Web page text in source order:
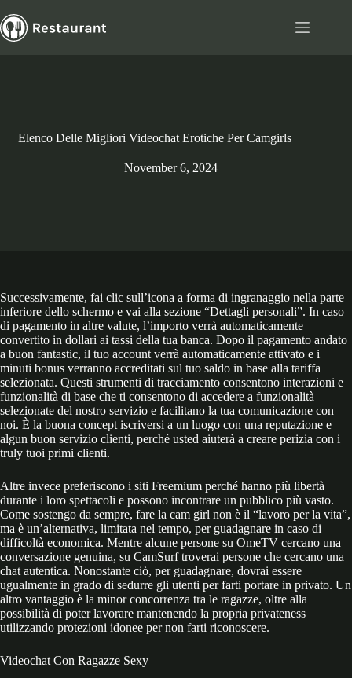
to
content
Elenco Delle Migliori Videochat Erotiche Per Camgirls
November 6, 2024
Successivamente, fai clic sull’icona a forma di ingranaggio nella parte
inferiore dello schermo e vai alla sezione “Dettagli personali”. In caso
di pagamento in altre valute, l’importo verrà automaticamente
convertito in dollari ai tassi della tua banca. Dopo il pagamento andato
a buon fantastic, il tuo account verrà automaticamente attivato e i
minuti bonus verranno accreditati sul tuo saldo in base alla tariffa
selezionata. Questi strumenti di tracciamento consentono interazioni e
funzionalità di base che ti consentono di accedere a funzionalità
selezionate del nostro servizio e facilitano la tua comunicazione con
noi. È la buona concept iscriversi a un luogo con una reputazione e
algun buon servizio clienti, perché usted aiuterà a creare perizia con i
truly tuoi primi clienti.
Altre invece preferiscono i siti Freemium perché hanno più libertà
durante i loro spettacoli e possono incontrare un pubblico più vasto.
Come sostengo da sempre, fare la cam girl non è il “lavoro per la vita”,
ma è un’alternativa, limitata nel tempo, per guadagnare in caso di
difficoltà economica. Mentre alcune persone su OmeTV cercano una
conversazione genuina, su CamSurf troverai persone che cercano una
chat autentica. Nonostante ciò, per guadagnare, dovrai essere
ugualmente in grado di sedurre gli utenti per farti portare in privato. Un
altro vantaggio è la minor concorrenza tra le ragazze, oltre alla
possibilità di poter lavorare mantenendo la propria privateness
utilizzando protezioni idonee per non farti riconoscere.
Videochat Con Ragazze Sexy